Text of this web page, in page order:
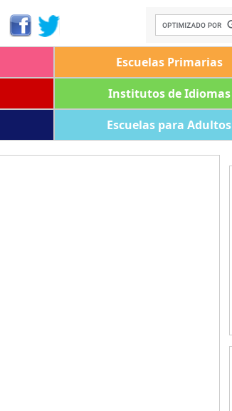
Escuelas Primarias
Institutos de Idiomas
Escuelas para Adultos